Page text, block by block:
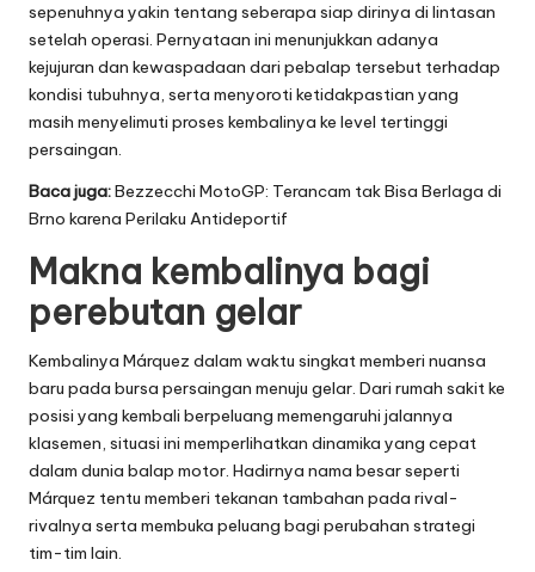
sepenuhnya yakin tentang seberapa siap dirinya di lintasan
setelah operasi. Pernyataan ini menunjukkan adanya
kejujuran dan kewaspadaan dari pebalap tersebut terhadap
kondisi tubuhnya, serta menyoroti ketidakpastian yang
masih menyelimuti proses kembalinya ke level tertinggi
persaingan.
Baca juga:Bezzecchi MotoGP: Terancam tak Bisa Berlaga di
Brno karena Perilaku Antideportif
Makna kembalinya bagi
perebutan gelar
Kembalinya Márquez dalam waktu singkat memberi nuansa
baru pada bursa persaingan menuju gelar. Dari rumah sakit ke
posisi yang kembali berpeluang memengaruhi jalannya
klasemen, situasi ini memperlihatkan dinamika yang cepat
dalam dunia balap motor. Hadirnya nama besar seperti
Márquez tentu memberi tekanan tambahan pada rival-
rivalnya serta membuka peluang bagi perubahan strategi
tim-tim lain.